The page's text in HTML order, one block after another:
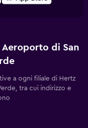
di San
a ogni filiale di Hertz
tra cui indirizzo e